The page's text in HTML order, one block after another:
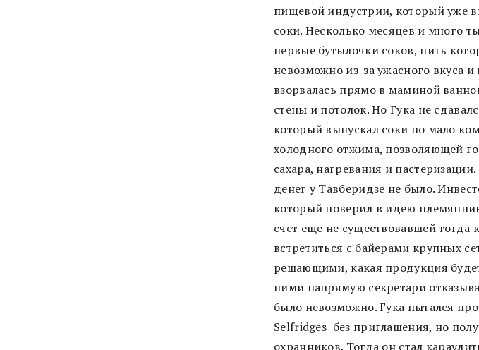
пищевой индустрии, который уже
соки. Несколько месяцев и много
первые бутылочки соков, пить
невозможно из-за ужасного вкуса
взорвалась прямо в маминой
стены и потолок. Но Гука не
который выпускал соки по мало
холодного отжима, позволяющей
сахара, нагревания и
денег у Тавберидзе не было.
который поверил в идею
счет еще не существовавшей
встретиться с байерами крупных
решающими, какая продукция
ними напрямую секретари
было невозможно. Гука пытался
Selfridges без приглашения, но
охранников. Тогда он стал